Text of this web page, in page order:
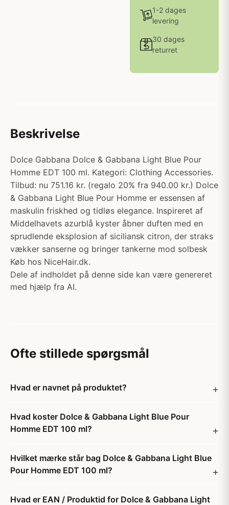
1-2 dages
levering
30 dages
returret
Beskrivelse
Dolce Gabbana Dolce & Gabbana Light Blue Pour
Homme EDT 100 ml. Kategori: Clothing Accessories.
Tilbud: nu 751.16 kr. (regalo 20% fra 940.00 kr.) Dolce
& Gabbana Light Blue Pour Homme er essensen af
maskulin friskhed og tidløs elegance. Inspireret af
Middelhavets azurblå kyster åbner duften med en
sprudlende eksplosion af siciliansk citron, der straks
vækker sanserne og bringer tankerne mod solbesk
Køb hos NiceHair.dk.
Dele af indholdet på denne side kan være genereret
med hjælp fra AI.
Ofte stillede spørgsmål
Hvad er navnet på produktet?
Hvad koster Dolce & Gabbana Light Blue Pour
Homme EDT 100 ml?
Hvilket mærke står bag Dolce & Gabbana Light Blue
Pour Homme EDT 100 ml?
Hvad er EAN / Produktid for Dolce & Gabbana Light